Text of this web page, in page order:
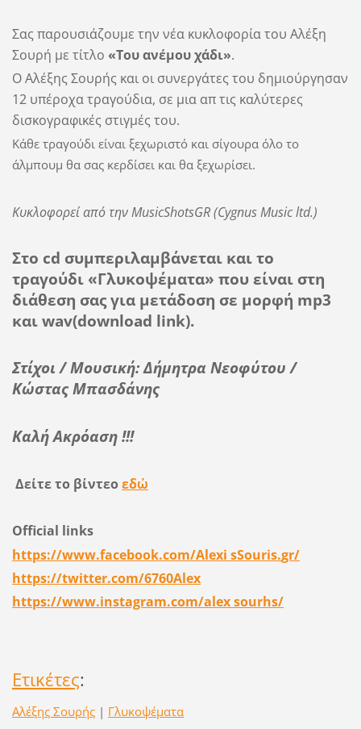
Σας παρουσιάζουμε την νέα κυκλοφορία του Αλέξη
Σουρή με τίτλο «Του ανέμου χάδι».
Ο Αλέξης Σουρής και οι συνεργάτες του δημιούργησαν
12 υπέροχα τραγούδια, σε μια απ τις καλύτερες
δισκογραφικές στιγμές του.
Κάθε τραγούδι είναι ξεχωριστό και σίγουρα όλο το
άλμπουμ θα σας κερδίσει και θα ξεχωρίσει.
Κυκλοφορεί από τηνMusicShotsGR(CygnusMusicltd.)
Στο cd συμπεριλαμβάνεται και το
τραγούδι «Γλυκοψέματα» που είναι στη
διάθεση σας για μετάδοση σε μορφή mp3
και wav(download link).
Στίχοι / Μουσική: Δήμητρα Νεοφύτου /
Κώστας Μπασδάνης
Καλή Ακρόαση !!!
Δείτε το βίντεοεδώ
Official links
https://www.facebook.com/Alexi sSouris.gr/
https://twitter.com/6760Alex
https://www.instagram.com/alex sourhs/
Ετικέτες:
Αλέξης Σουρής | Γλυκοψέματα